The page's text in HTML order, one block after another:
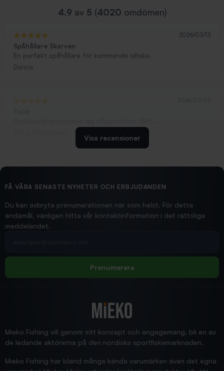
4.9 av 5 (4020 omdömen)
2026/03/13
Spåhållare Skarven
En perfekt spåhållare för kommande isfiske.
Danne
2026/02/19
Hittade exakt vad jag behövde. Snabb och bra...
Jensa
Visa recensioner
FÅ VÅRA SENASTE NYHETER OCH ERBJUDANDEN
Du kan avbryta prenumerationen när som helst. För detta
ändamål, vänligen hitta vår kontaktinformation i det rättsliga
meddelandet.
Prenumerera
Mieko Fishing vill genom sitt koncept och engagemang, bli en av
de ledande aktörerna på den nordiska sportfiskemarknaden.
Mieko Fishing har bland många kända varumärken även det egna